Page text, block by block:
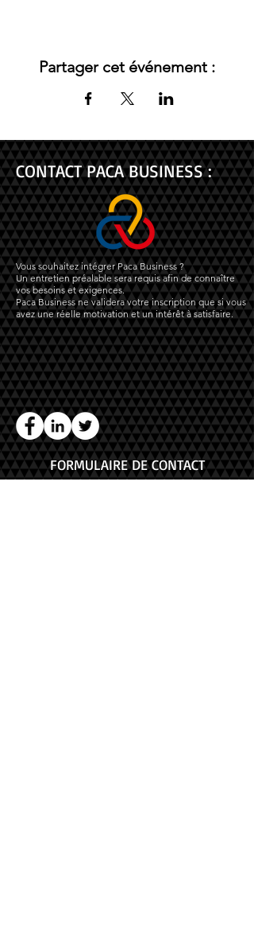
Partager cet événement :
CONTACT PACA BUSINESS :
Vous souhaitez intégrer Paca Business ?
Un entretien préalable sera requis afin de connaître
vos besoins et exigences.
Paca Business ne validera votre inscription que si vous
avez une réelle motivation et un intérêt à satisfaire.
FORMULAIRE DE CONTACT